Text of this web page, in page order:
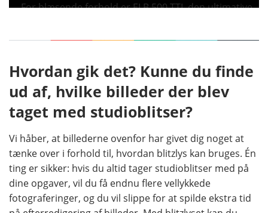
For blæsende forhold er ELB 500 TTL den ultimative
tager næsten ikke vind, og ved at placere
står blitzsystemet stabilt, så fotografen kan
fokusere helt på modellen.
Hvordan gik det? Kunne du finde
ud af, hvilke billeder der blev
taget med studioblitser?
Vi håber, at billederne ovenfor har givet dig noget at
tænke over i forhold til, hvordan blitzlys kan bruges. Én
ting er sikker: hvis du altid tager studioblitser med på
dine opgaver, vil du få endnu flere vellykkede
fotograferinger, og du vil slippe for at spilde ekstra tid